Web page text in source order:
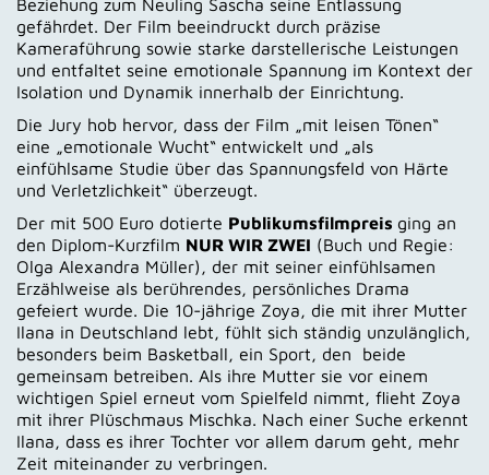
Beziehung zum Neuling Sascha seine Entlassung
gefährdet. Der Film beeindruckt durch präzise
Kameraführung sowie starke darstellerische Leistungen
und entfaltet seine emotionale Spannung im Kontext der
Isolation und Dynamik innerhalb der Einrichtung.
Die Jury hob hervor, dass der Film „mit leisen Tönen“
eine „emotionale Wucht“ entwickelt und „als
einfühlsame Studie über das Spannungsfeld von Härte
und Verletzlichkeit“ überzeugt.
Der mit 500 Euro dotierte Publikumsfilmpreis ging an
den Diplom-Kurzfilm NUR WIR ZWEI (Buch und Regie:
Olga Alexandra Müller), der mit seiner einfühlsamen
Erzählweise als berührendes, persönliches Drama
gefeiert wurde. Die 10-jährige Zoya, die mit ihrer Mutter
Ilana in Deutschland lebt, fühlt sich ständig unzulänglich,
besonders beim Basketball, ein Sport, den beide
gemeinsam betreiben. Als ihre Mutter sie vor einem
wichtigen Spiel erneut vom Spielfeld nimmt, flieht Zoya
mit ihrer Plüschmaus Mischka. Nach einer Suche erkennt
Ilana, dass es ihrer Tochter vor allem darum geht, mehr
Zeit miteinander zu verbringen.